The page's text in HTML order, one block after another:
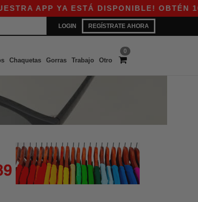
APP YA ESTÁ DISPONIBLE! OBTÉN
LOGIN REGÍSTRATE AHORA
0
Chaquetas Gorras Trabajo Otro